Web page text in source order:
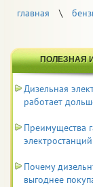
главная \
ПОЛЕЗНАЯ
Дизельная
работает
Преимущества
электростанций
Почему
выгоднее